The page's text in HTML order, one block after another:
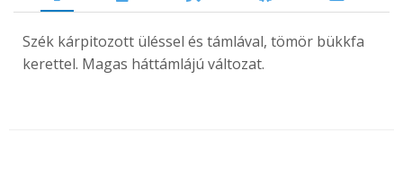
Szék kárpitozott üléssel és támlával, tömör bükkfa
kerettel. Magas háttámlájú változat.